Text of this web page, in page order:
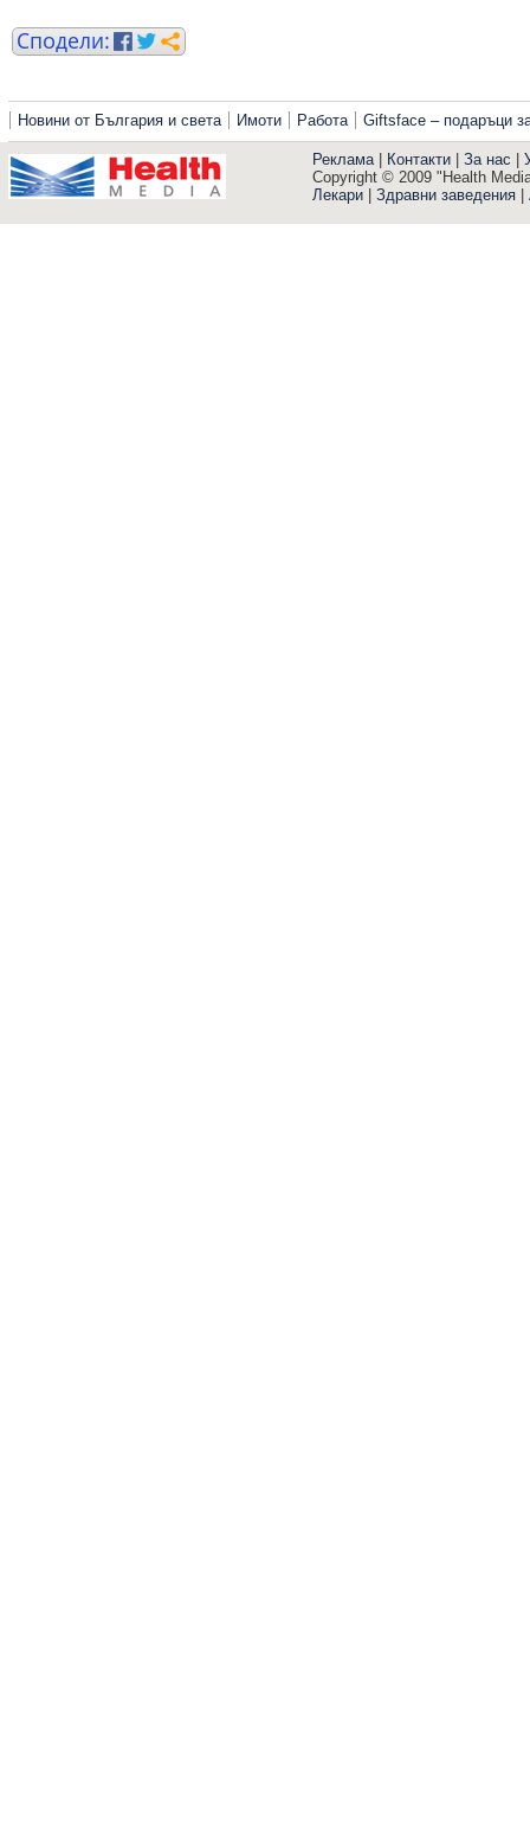
Новини от България и света Имоти Работа Giftsface – подаръци
Реклама| Контакти За нас
Copyright © 2009 "Health
Лекари
Здравни заведения